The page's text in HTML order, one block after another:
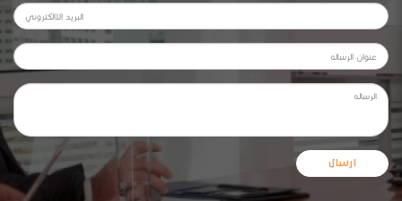
ارسال